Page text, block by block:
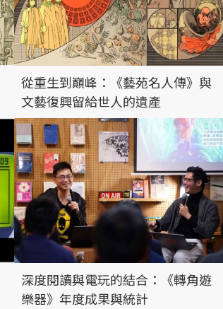
從重生到巔峰：《藝苑名人傳》與
文藝復興留給世人的遺產
深度閱讀與電玩的結合：《轉角遊
樂器》年度成果與統計